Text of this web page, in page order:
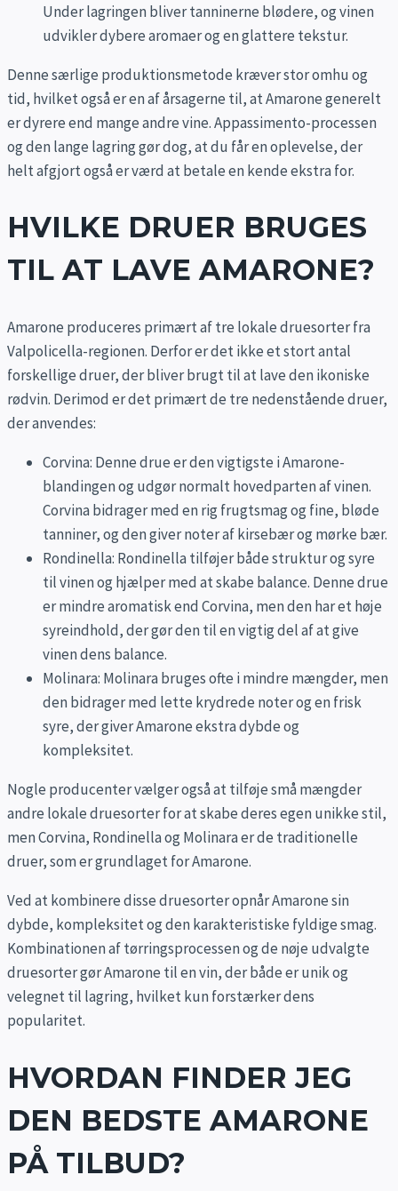
Under lagringen bliver tanninerne blødere, og vinen
udvikler dybere aromaer og en glattere tekstur.
Denne særlige produktionsmetode kræver stor omhu og
tid, hvilket også er en af årsagerne til, at Amarone generelt
er dyrere end mange andre vine. Appassimento-processen
og den lange lagring gør dog, at du får en oplevelse, der
helt afgjort også er værd at betale en kende ekstra for.
HVILKE DRUER BRUGES
TIL AT LAVE AMARONE?
Amarone produceres primært af tre lokale druesorter fra
Valpolicella-regionen. Derfor er det ikke et stort antal
forskellige druer, der bliver brugt til at lave den ikoniske
rødvin. Derimod er det primært de tre nedenstående druer,
der anvendes:
Corvina: Denne drue er den vigtigste i Amarone-
blandingen og udgør normalt hovedparten af vinen.
Corvina bidrager med en rig frugtsmag og fine, bløde
tanniner, og den giver noter af kirsebær og mørke bær.
Rondinella: Rondinella tilføjer både struktur og syre
til vinen og hjælper med at skabe balance. Denne drue
er mindre aromatisk end Corvina, men den har et høje
syreindhold, der gør den til en vigtig del af at give
vinen dens balance.
Molinara: Molinara bruges ofte i mindre mængder, men
den bidrager med lette krydrede noter og en frisk
syre, der giver Amarone ekstra dybde og
kompleksitet.
Nogle producenter vælger også at tilføje små mængder
andre lokale druesorter for at skabe deres egen unikke stil,
men Corvina, Rondinella og Molinara er de traditionelle
druer, som er grundlaget for Amarone.
Ved at kombinere disse druesorter opnår Amarone sin
dybde, kompleksitet og den karakteristiske fyldige smag.
Kombinationen af tørringsprocessen og de nøje udvalgte
druesorter gør Amarone til en vin, der både er unik og
velegnet til lagring, hvilket kun forstærker dens
popularitet.
HVORDAN FINDER JEG
DEN BEDSTE AMARONE
PÅ TILBUD?